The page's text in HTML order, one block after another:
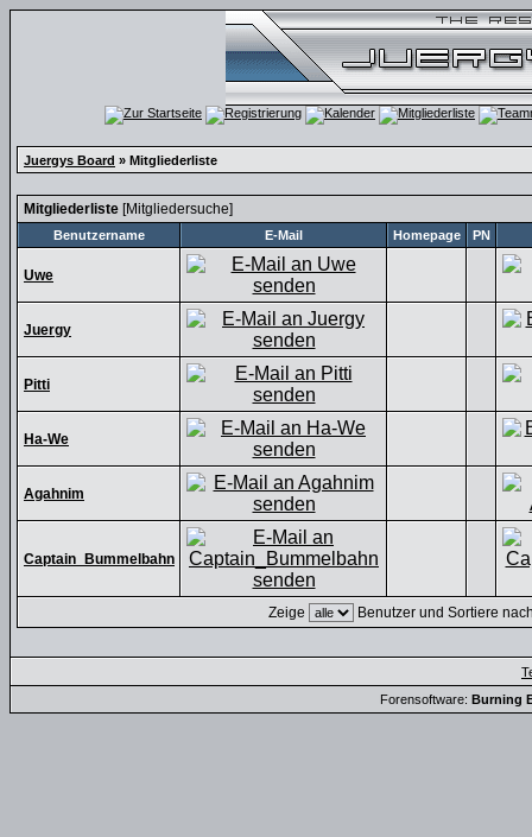
Juergys Board » Mitgliederliste
Mitgliederliste [Mitgliedersuche]
Benutzername E-Mail Homepage PN
Uwe
Juergy
Pitti
Ha-We
Agahnim
Captain_Bummelbahn
Zeige Benutzer und Sortiere
Forensoftware: Burning